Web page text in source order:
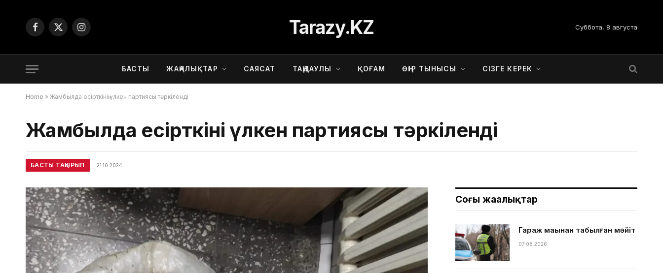
Facebook
X
Instagram Tarazy.KZ Суббота, 8 августа
БАСТЫ ЖАҢАЛЫҚТАР САЯСАТ ТАҢДАУЛЫ ҚОҒАМ ӨҢІР ТЫНЫСЫ СІЗГЕ КЕРЕК
Home » Жамбылда есірткінің үлкен партиясы тәркіленді
Жамбылда есірткінің үлкен партиясы тәркіленді
БАСТЫ ТАҚЫРЫП 21.10.2024
Соңғы жаңалықтар
Гараж маңынан табылған мәйіт
07.08.2026